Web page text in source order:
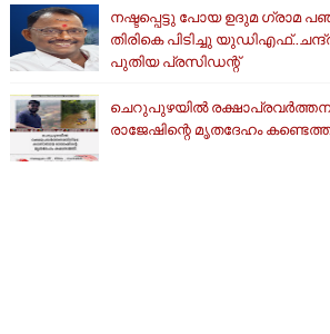
നഷ്ടപ്പെട്ടു പോയ ഉദുമ ഗ്രാമ
തിരികെ പിടിച്ചു
പുതിയ പ്രസിഡന്റ്
ചെറുപുഴയിൽ
രാജേഷിന്റെ മൃതദേഹം